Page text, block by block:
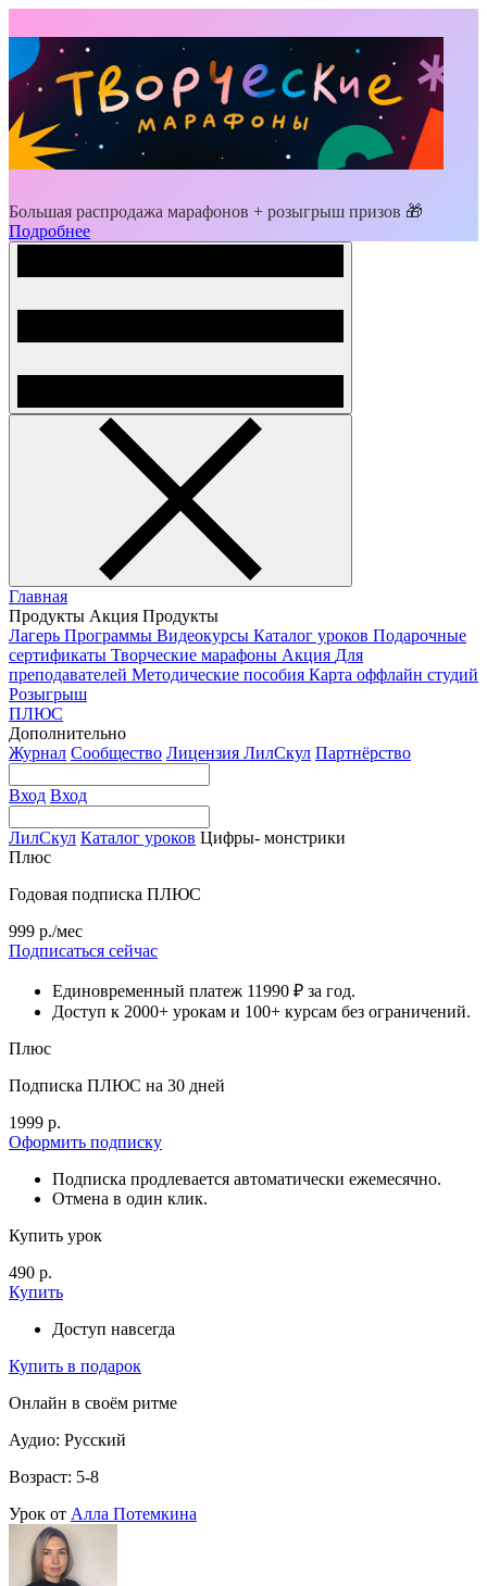
Большая распродажа марафонов + розыгрыш призов 🎁
Подробнее
Главная
Продукты Акция Продукты
Лагерь Программы Видеокурсы Каталог уроков Подарочные
сертификаты Творческие марафоны Акция Для
преподавателей Методические пособия Карта оффлайн студий
Розыгрыш
ПЛЮС
Дополнительно
Журнал Сообщество Лицензия ЛилСкул Партнёрство
Вход Вход
ЛилСкул Каталог уроков Цифры- монстрики
Плюс
Годовая подписка ПЛЮС
999 р./мес
Подписаться сейчас
Единовременный платеж 11990 ₽ за год.
Доступ к 2000+ урокам и 100+ курсам без ограничений.
Плюс
Подписка ПЛЮС на 30 дней
1999 р.
Оформить подписку
Подписка продлевается автоматически ежемесячно.
Отмена в один клик.
Купить урок
490 р.
Купить
Доступ навсегда
Купить в подарок
Онлайн в своём ритме
Аудио: Русский
Возраст: 5-8
Урок от Алла Потемкина